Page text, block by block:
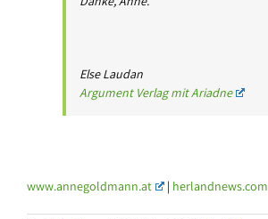
Else Laudan
Argument Verlag mit Ariadne
www.annegoldmann.at | herlandnews.com